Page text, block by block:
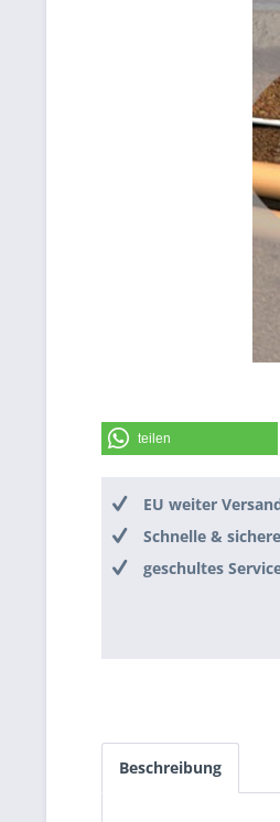
teilen
EU weiter
Schnelle &
geschultes
Beschreibung